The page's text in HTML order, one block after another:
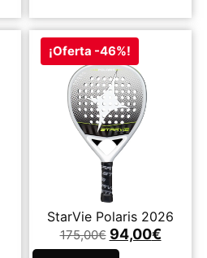
¡Oferta -46%!
StarVie Polaris 2026
175,00€ 94,00€